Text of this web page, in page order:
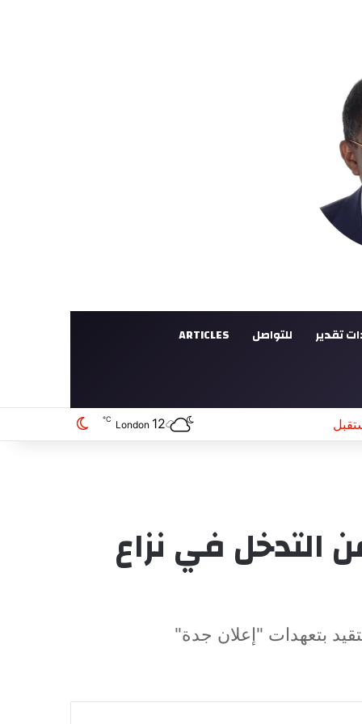
تقدير للتواصل ARTICLES
London 12
℃
التدخل في نزاع
بتعهدات "إعلان جدة"